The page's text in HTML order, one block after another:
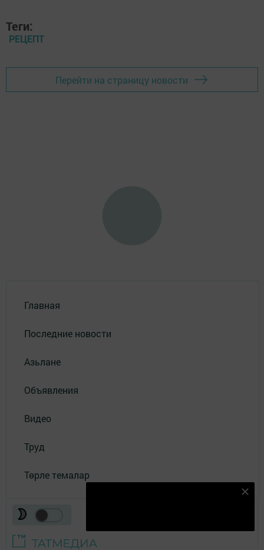
Теги:
РЕЦЕПТ
Перейти на страницу новости
Главная
Последние новости
Азьлане
Объявления
Видео
Труд
Төрле темалар